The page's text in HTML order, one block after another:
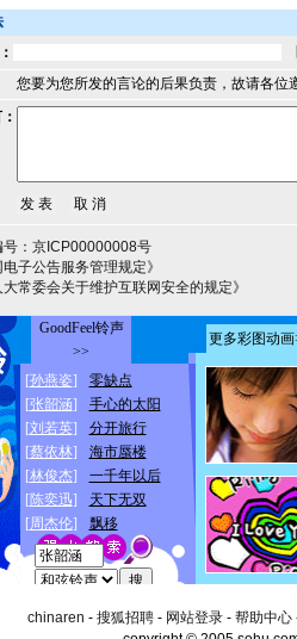
您要为您所发的言论的后果负责，故请各位
号：京ICP00000008号
子公告服务管理规定》
常委会关于维护互联网安全的规定》
chinaren - 搜狐招聘- 网站登录- 帮助中心